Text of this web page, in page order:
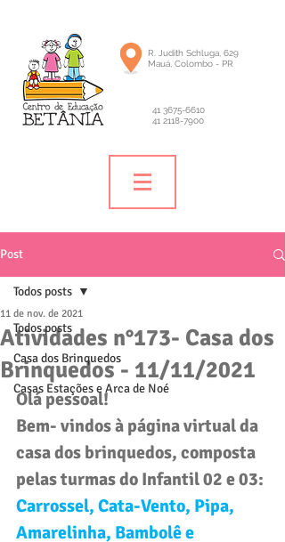
R. Judith Schluga, 629
Mauá, Colombo - PR
41 3675-6610
41 2118-7900
Post
Todos posts
Casa dos Brinquedos
Casas Estações e Arca de Noé
Todos posts
Atividades n°173- Casa dos
Brinquedos - 11/11/2021
11 de nov. de 2021
Olá pessoal!
Bem- vindos à página virtual da
casa dos brinquedos, composta
pelas turmas do Infantil 02 e 03:
Carrossel, Cata-Vento, Pipa,
Amarelinha, Bambolê e